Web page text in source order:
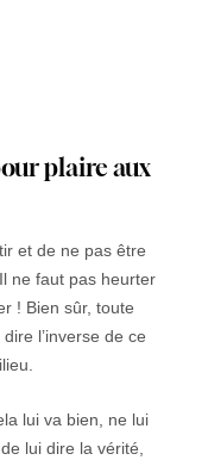
plaire aux
et de ne pas être
ne faut pas heurter
! Bien sûr, toute
l’inverse de ce
lui va bien, ne lui
lui dire la vérité,